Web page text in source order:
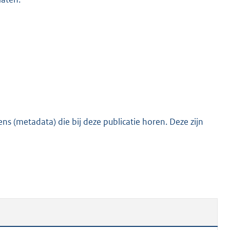
(metadata) die bij deze publicatie horen. Deze zijn